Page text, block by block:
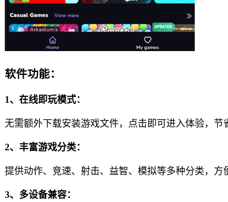
软件功能：
1、在线即玩模式：
无需额外下载安装游戏文件，点击即可进入体验，节
2、丰富游戏分类：
提供动作、竞速、射击、益智、模拟等多种分类，方
3、多设备兼容：